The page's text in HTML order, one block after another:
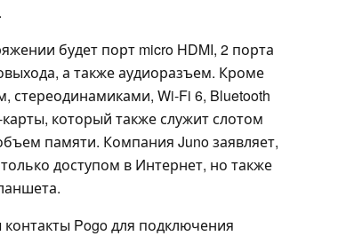
будет порт micro HDMI, 2 порта
а также аудиоразъем. Кроме
Wi-Fi 6, Bluetooth
который также служит слотом
памяти. Компания Juno заявляет,
доступом в Интернет, но также
Pogo для подключения